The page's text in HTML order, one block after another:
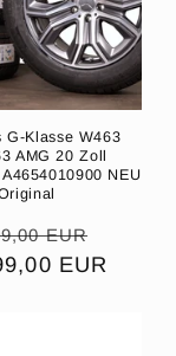
G-Klasse W463
AMG 20 Zoll
NEU
EUR
EUR